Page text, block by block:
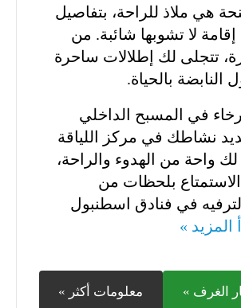
هي ملاذ للراحة، بتفاصيل
لا تشوبها شائبة. من
تتجلى لك إطلالات ساحرة
بالحياة.
في المسبح الداخلي
نشاطك في مركز اللياقة
لك واحة من الهدوء والراحة،
بلحظات من
في فنادق اسطنبول
المزيد »
الغرف » معلومات أكثر »